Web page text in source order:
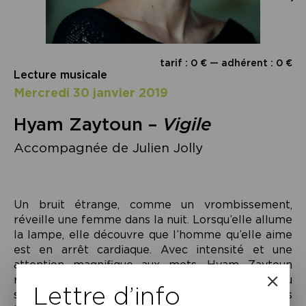
tarif : 0 € — adhérent : 0 €
Lecture musicale
mercredi 30 janvier 2019
Hyam Zaytoun – Vigile
Accompagnée de Julien Jolly
Un bruit étrange, comme un vrombissement,
réveille une femme dans la nuit. Lorsqu’elle allume
la lampe, elle découvre que l’homme qu’elle aime
est en arrêt cardiaque. Avec intensité et une
attention magnifique aux mots, Hyam Zaytoun
reconstruit l’expérience d’une nuit traumatique où
son compagnon s’est retrouvé subitement dans
Lettre d’info